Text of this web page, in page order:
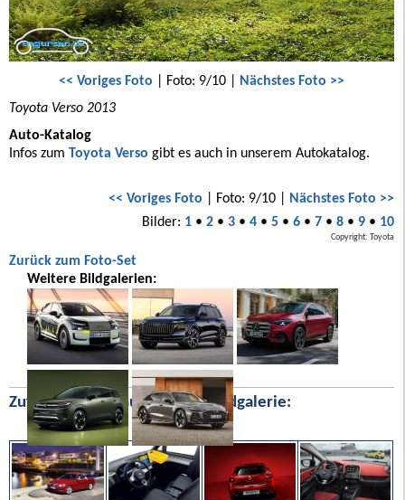
<< Voriges Foto | Foto: 9/10 | Nächstes Foto >>
Toyota Verso 2013
Auto-Katalog
Infos zum Toyota Verso gibt es auch in unserem Autokatalog.
<< Voriges Foto | Foto: 9/10 | Nächstes Foto >>
Bilder: 1• 2• 3• 4• 5• 6• 7• 8• 9• 10
Copyright: Toyota
Zurück zum Foto-Set
Weitere Bildgalerien:
Zufällige Bilder aus unserer Bildgalerie: